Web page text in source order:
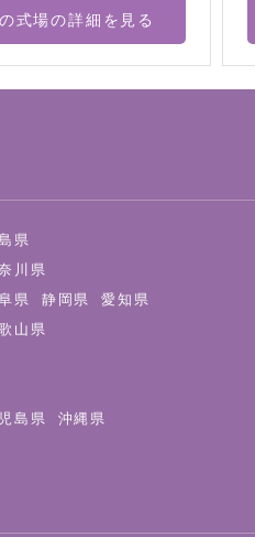
式場の詳細を見る
県
川県
県 静岡県
愛知県
山県
島県 沖縄県